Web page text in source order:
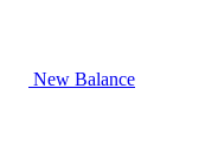
New Balance